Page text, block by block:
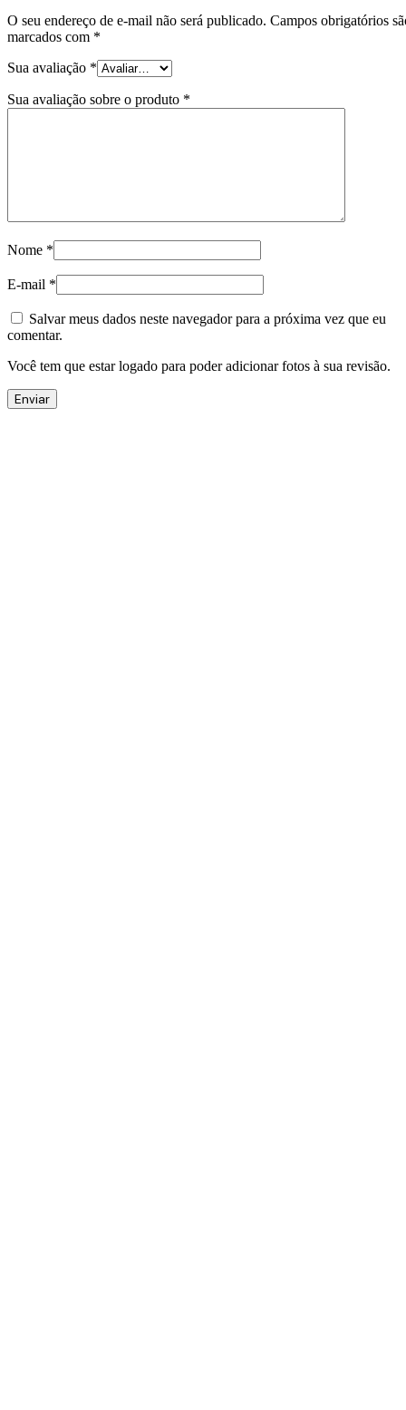
O seu endereço de e-mail não será publicado. Campos obrigatórios
marcados com *
Sua avaliação *
Sua avaliação sobre o produto *
Nome *
E-mail *
Salvar meus dados neste navegador para a próxima vez que eu
comentar.
Você tem que estar logado para poder adicionar fotos à sua revisão.